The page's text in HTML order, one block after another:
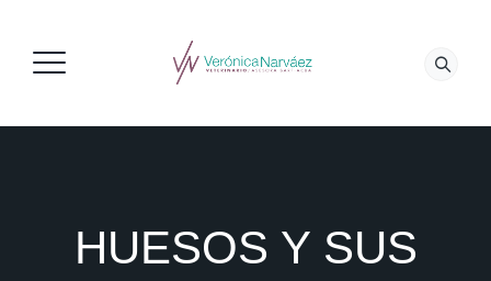
HUESOS Y SUS